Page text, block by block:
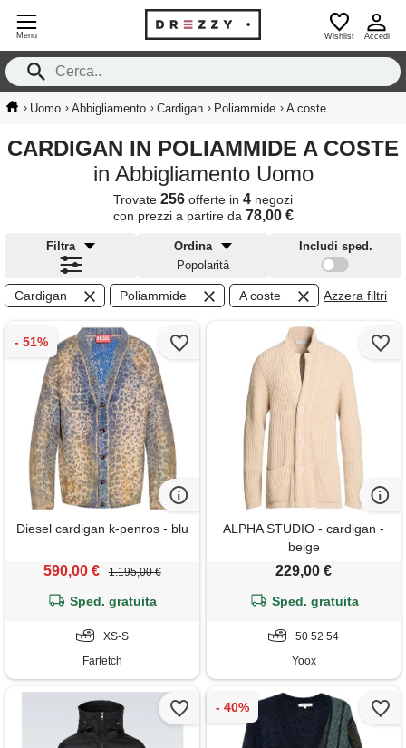
Menu Wishlist Accedi
› Uomo › Abbigliamento › Cardigan › Poliammide › A coste
CARDIGAN IN POLIAMMIDE A COSTE
in Abbigliamento Uomo
Trovate 256 offerte in 4 negozi
con prezzi a partire da 78,00 €
Filtra
Ordina
Popolarità
Includi sped.
Cardigan Poliammide A coste Azzera filtri
Diesel cardigan k-penros - blu
590,00 € 1.195,00 €
Sped. gratuita
XS-S
Farfetch
ALPHA STUDIO - cardigan -
beige
229,00 €
Sped. gratuita
50 52 54
Yoox